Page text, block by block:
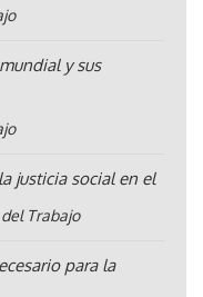
y sus
justicia social en el
Trabajo
para la